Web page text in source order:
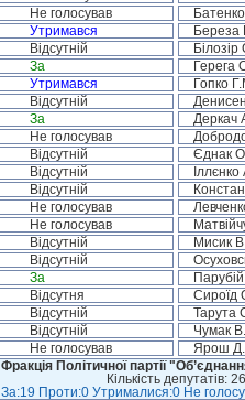
Не голосував Батенко
Утримався
Відсутній
За Герега
Утримався Гопко
Відсутній
За Деркач
Не голосував
Відсутній Єднак
Відсутній
Відсутній
Не голосував
Не голосував
Відсутній Мисик
Відсутній
За
Відсутня Сироїд
Відсутній Тарута
Відсутній Чумак
Не голосував Ярош
Фракція Політичної партії
Кількість депутатів: 26
За:19 Проти:0 Утрималися:0 Не